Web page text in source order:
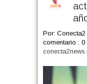
Por: Conecta2
comentario : 0